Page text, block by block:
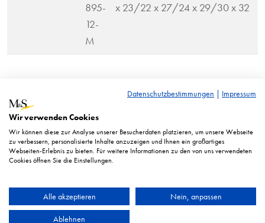
895-
12-
M
x 23/22 x 27/24 x 29/30 x 32
UVP* = Unverbindliche Preisempfehlung. Abgebildete
Preise in Euro zzgl. ges. MwSt.
Datenschutzbestimmungen | Impressum
Wir verwenden Cookies
Wir können diese zur Analyse unserer Besucherdaten platzieren, um unsere Webseite
zu verbessern, personalisierte Inhalte anzuzeigen und Ihnen ein großartiges
Webseiten-Erlebnis zu bieten. Für weitere Informationen zu den von uns verwendeten
Cookies öffnen Sie die Einstellungen.
Alle akzeptieren Nein, anpassen
Ablehnen